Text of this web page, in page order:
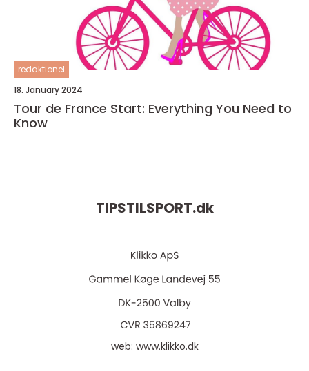
redaktionel
18. January 2024
Tour de France Start: Everything You Need to
Know
TIPSTILSPORT.dk
web: www.klikko.dk